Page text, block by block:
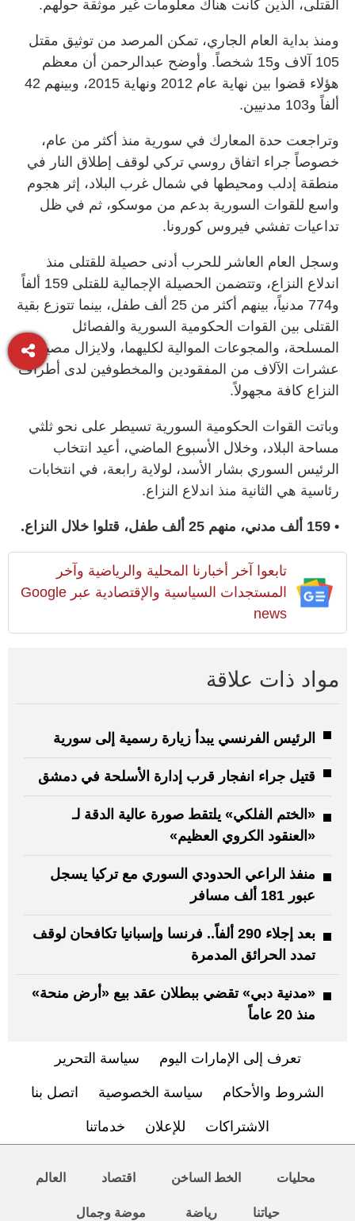
القتلى، الذين كانت هناك معلومات غير موثقة حولهم.
ومنذ بداية العام الجاري، تمكن المرصد من توثيق مقتل
105 آلاف و15 شخصاً. وأوضح عبدالرحمن أن معظم
هؤلاء قضوا بين نهاية عام 2012 ونهاية 2015، وبينهم 42
ألفاً و103 مدنيين.
وتراجعت حدة المعارك في سورية منذ أكثر من عام،
خصوصاً جراء اتفاق روسي تركي لوقف إطلاق النار في
منطقة إدلب ومحيطها في شمال غرب البلاد، إثر هجوم
واسع للقوات السورية بدعم من موسكو، ثم في ظل
تداعيات تفشي فيروس كورونا.
وسجل العام العاشر للحرب أدنى حصيلة للقتلى منذ
اندلاع النزاع، وتتضمن الحصيلة الإجمالية للقتلى 159 ألفاً
و774 مدنياً، بينهم أكثر من 25 ألف طفل، بينما تتوزع بقية
القتلى بين القوات الحكومية السورية والفصائل
المسلحة، والمجوعات الموالية لكليهما، ولايزال مصير
عشرات الآلاف من المفقودين والمخطوفين لدى أطراف
النزاع كافة مجهولاً.
وباتت القوات الحكومية السورية تسيطر على نحو ثلثي
مساحة البلاد، وخلال الأسبوع الماضي، أعيد انتخاب
الرئيس السوري بشار الأسد، لولاية رابعة، في انتخابات
رئاسية هي الثانية منذ اندلاع النزاع.
• 159 ألف مدني، منهم 25 ألف طفل، قتلوا خلال النزاع.
تابعوا آخر أخبارنا المحلية والرياضية وآخر
المستجدات السياسية والإقتصادية عبر Google
news
مواد ذات علاقة
الرئيس الفرنسي يبدأ زيارة رسمية إلى سورية
قتيل جراء انفجار قرب إدارة الأسلحة في دمشق
«الختم الفلكي» يلتقط صورة عالية الدقة لـ
«العنقود الكروي العظيم»
منفذ الراعي الحدودي السوري مع تركيا يسجل
عبور 181 ألف مسافر
بعد إجلاء 290 ألفاً.. فرنسا وإسبانيا تكافحان لوقف
تمدد الحرائق المدمرة
«مدنية دبي» تقضي ببطلان عقد بيع «أرض منحة»
منذ 20 عاماً
تعرف إلى الإمارات اليوم سياسة التحرير
الشروط والأحكام سياسة الخصوصية اتصل بنا
الاشتراكات للإعلان خدماتنا
محليات الخط الساخن اقتصاد العالم
حياتنا رياضة موضة وجمال